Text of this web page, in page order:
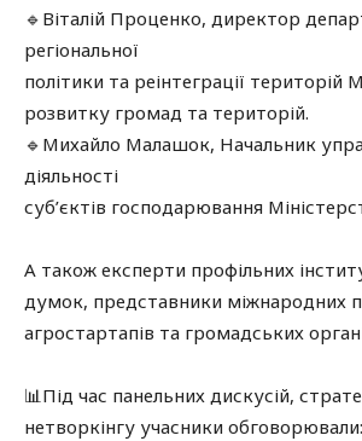
🔹Віталій Проценко, директор
регіональної
політики та реінтеграції територій
розвитку громад та територій.
🔹Михайло Малашок, Начальник
діяльності
суб’єктів господарювання
А також експерти профільних
думок, представники міжнародних
агростартапів та громадських
📊Під час панельних дискусій,
нетворкінгу учасники обговорювали: